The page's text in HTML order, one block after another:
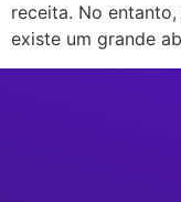
receita. No
existe um grande